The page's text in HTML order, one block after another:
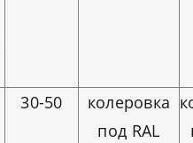
30-50
колеровка
под RAL